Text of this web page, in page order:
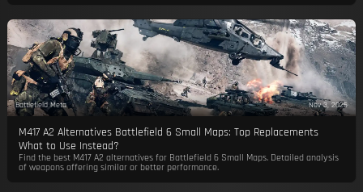
Battlefield Meta Nov 3, 2025
M417 A2 Alternatives Battlefield 6 Small Maps: Top Replacements
What to Use Instead?
Find the best M417 A2 alternatives for Battlefield 6 Small Maps. Detailed analysis
of weapons offering similar or better performance.